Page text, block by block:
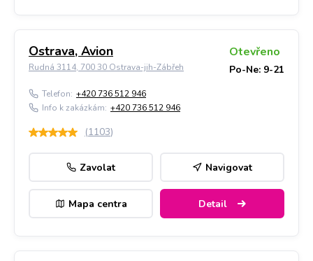
Ostrava, Avion
Rudná 3114, 700 30 Ostrava-jih-Zábřeh
Otevřeno
Po-Ne: 9-21
Telefon: +420 736 512 946
Info k zakázkám: +420 736 512 946
(1103)
Zavolat Navigovat
Mapa centra Detail